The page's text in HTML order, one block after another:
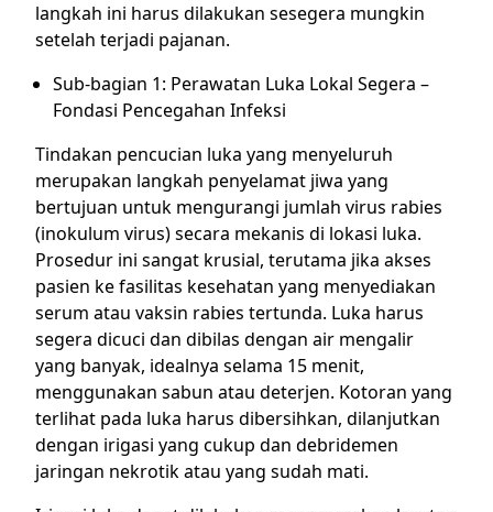
langkah ini harus dilakukan sesegera mungkin
setelah terjadi pajanan.
Sub-bagian 1: Perawatan Luka Lokal Segera –
Fondasi Pencegahan Infeksi
Tindakan pencucian luka yang menyeluruh
merupakan langkah penyelamat jiwa yang
bertujuan untuk mengurangi jumlah virus rabies
(inokulum virus) secara mekanis di lokasi luka.
Prosedur ini sangat krusial, terutama jika akses
pasien ke fasilitas kesehatan yang menyediakan
serum atau vaksin rabies tertunda. Luka harus
segera dicuci dan dibilas dengan air mengalir
yang banyak, idealnya selama 15 menit,
menggunakan sabun atau deterjen. Kotoran yang
terlihat pada luka harus dibersihkan, dilanjutkan
dengan irigasi yang cukup dan debridemen
jaringan nekrotik atau yang sudah mati.